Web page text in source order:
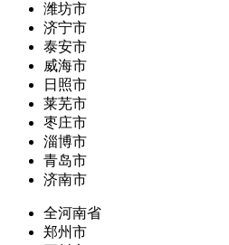
潍坊市
济宁市
泰安市
威海市
日照市
莱芜市
枣庄市
淄博市
青岛市
济南市
全河南省
郑州市